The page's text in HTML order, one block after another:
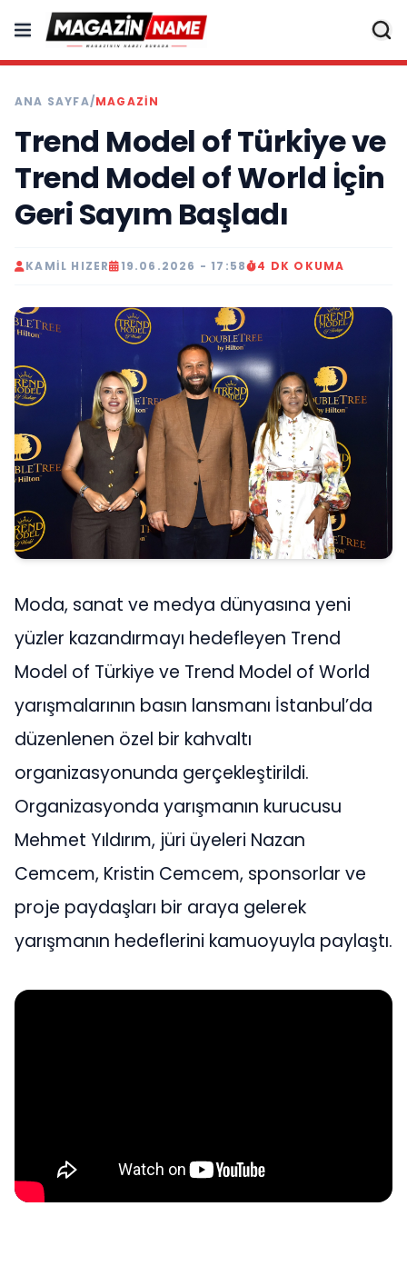
ANA SAYFA/MAGAZIN
Trend Model of Türkiye ve
Trend Model of World İçin
Geri Sayım Başladı
KAMIL HIZER 19.06.2026 - 17:58 4 DK OKUMA
Moda, sanat ve medya dünyasına yeni
yüzler kazandırmayı hedefleyen Trend
Model of Türkiye ve Trend Model of World
yarışmalarının basın lansmanı İstanbul’da
düzenlenen özel bir kahvaltı
organizasyonunda gerçekleştirildi.
Organizasyonda yarışmanın kurucusu
Mehmet Yıldırım, jüri üyeleri Nazan
Cemcem, Kristin Cemcem, sponsorlar ve
proje paydaşları bir araya gelerek
yarışmanın hedeflerini kamuoyuyla paylaştı.